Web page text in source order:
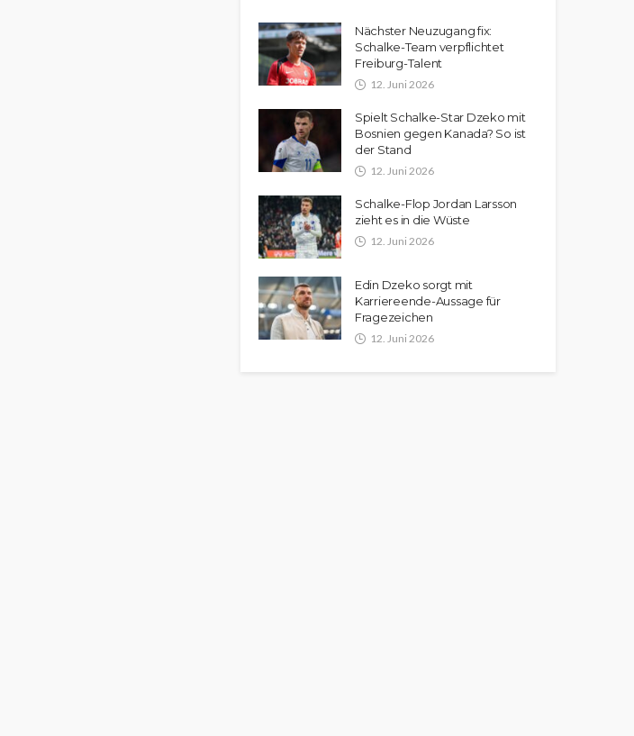
Nächster Neuzugang fix:
Schalke-Team verpflichtet
Freiburg-Talent
12. Juni 2026
Spielt Schalke-Star Dzeko mit
Bosnien gegen Kanada? So ist
der Stand
12. Juni 2026
Schalke-Flop Jordan Larsson
zieht es in die Wüste
12. Juni 2026
Edin Dzeko sorgt mit
Karriereende-Aussage für
Fragezeichen
12. Juni 2026